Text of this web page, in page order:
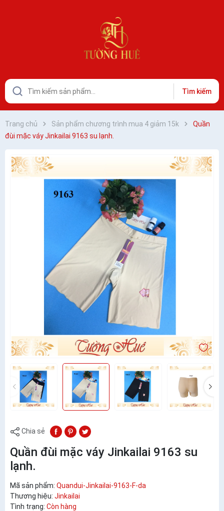
Tìm kiếm
Trang chủ Sản phẩm chương trình mua 4 giảm 15k
Quần
đùi mặc váy Jinkailai 9163 su lạnh.
Chia sẻ
Quần đùi mặc váy Jinkailai 9163 su
lạnh.
Mã sản phẩm: Quandui-Jinkailai-9163-F-da
Thương hiệu: Jinkailai
Tình trạng: Còn hàng